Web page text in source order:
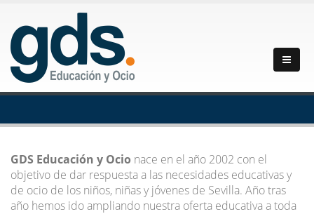
GDS Educación y Ocio nace en el año 2002 con el
objetivo de dar respuesta a las necesidades educativas y
de ocio de los niños, niñas y jóvenes de Sevilla. Año tras
año hemos ido ampliando nuestra oferta educativa a toda